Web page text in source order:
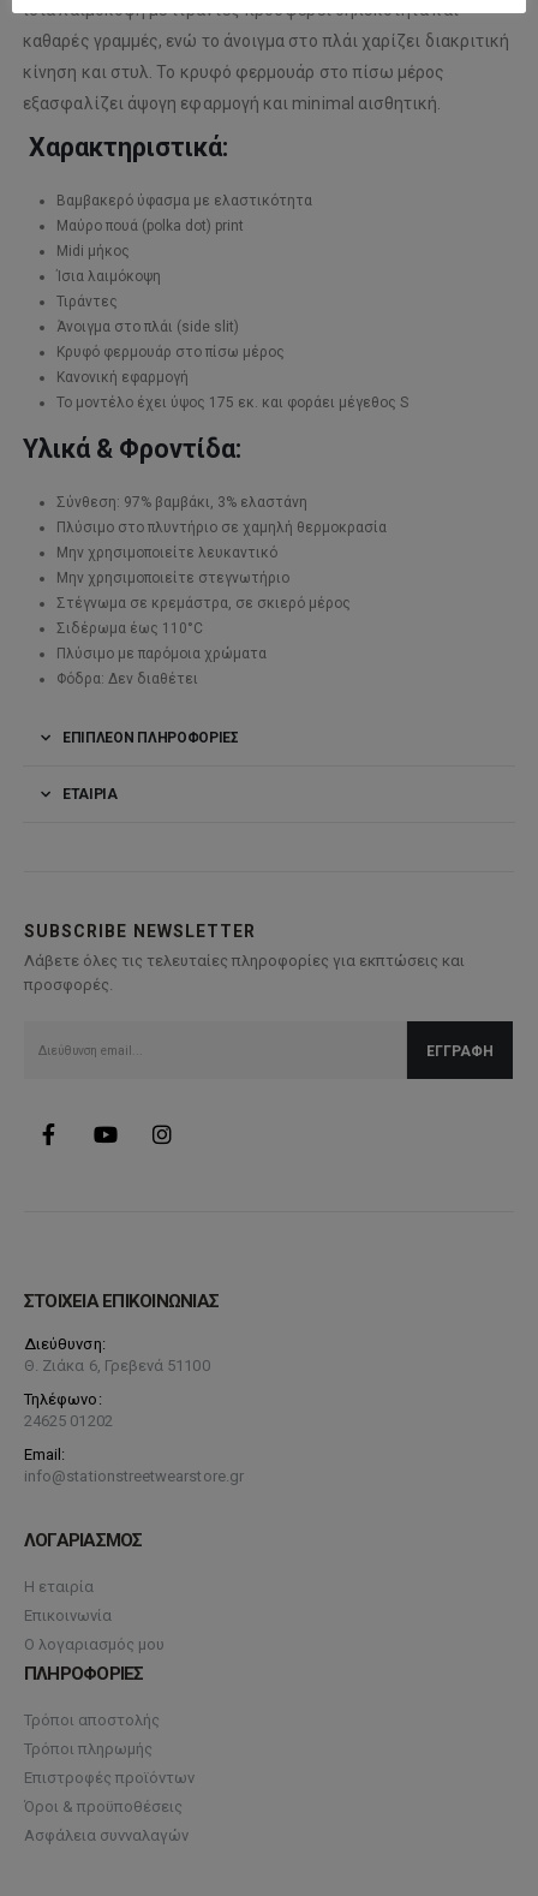
ίσια λαιμόκοψη με τιράντες προσφέρει θηλυκότητα και
καθαρές γραμμές, ενώ το άνοιγμα στο πλάι χαρίζει διακριτική
κίνηση και στυλ. Το κρυφό φερμουάρ στο πίσω μέρος
εξασφαλίζει άψογη εφαρμογή και minimal αισθητική.
Χαρακτηριστικά:
Βαμβακερό ύφασμα με ελαστικότητα
Μαύρο πουά (polka dot) print
Midi μήκος
Ίσια λαιμόκοψη
Τιράντες
Άνοιγμα στο πλάι (side slit)
Κρυφό φερμουάρ στο πίσω μέρος
Κανονική εφαρμογή
Το μοντέλο έχει ύψος 175 εκ. και φοράει μέγεθος S
Υλικά & Φροντίδα:
Σύνθεση: 97% βαμβάκι, 3% ελαστάνη
Πλύσιμο στο πλυντήριο σε χαμηλή θερμοκρασία
Μην χρησιμοποιείτε λευκαντικό
Μην χρησιμοποιείτε στεγνωτήριο
Στέγνωμα σε κρεμάστρα, σε σκιερό μέρος
Σιδέρωμα έως 110°C
Πλύσιμο με παρόμοια χρώματα
Φόδρα: Δεν διαθέτει
ΕΠΙΠΛΈΟΝ ΠΛΗΡΟΦΟΡΊΕΣ
ΕΤΑΙΡΊΑ
SUBSCRIBE NEWSLETTER
Λάβετε όλες τις τελευταίες πληροφορίες για εκπτώσεις και
προσφορές.
ΣΤΟΙΧΕΙΑ ΕΠΙΚΟΙΝΩΝΙΑΣ
Διεύθυνση:
Θ. Ζιάκα 6, Γρεβενά 51100
Τηλέφωνο:
24625 01202
Email:
info@stationstreetwearstore.gr
ΛΟΓΑΡΙΑΣΜΟΣ
Η εταιρία
Επικοινωνία
Ο λογαριασμός μου
ΠΛΗΡΟΦΟΡΙΕΣ
Τρόποι αποστολής
Τρόποι πληρωμής
Επιστροφές προϊόντων
Όροι & προϋποθέσεις
Ασφάλεια συνναλαγών